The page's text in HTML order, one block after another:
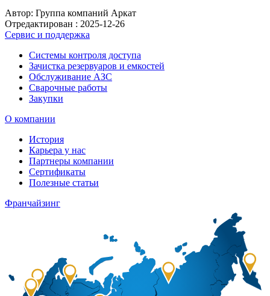
Автор: Группа компаний Аркат
Отредактирован : 2025-12-26
Сервис и поддержка
Системы контроля доступа
Зачистка резервуаров и емкостей
Обслуживание АЗС
Сварочные работы
Закупки
О компании
История
Карьера у нас
Партнеры компании
Сертификаты
Полезные статьи
Франчайзинг